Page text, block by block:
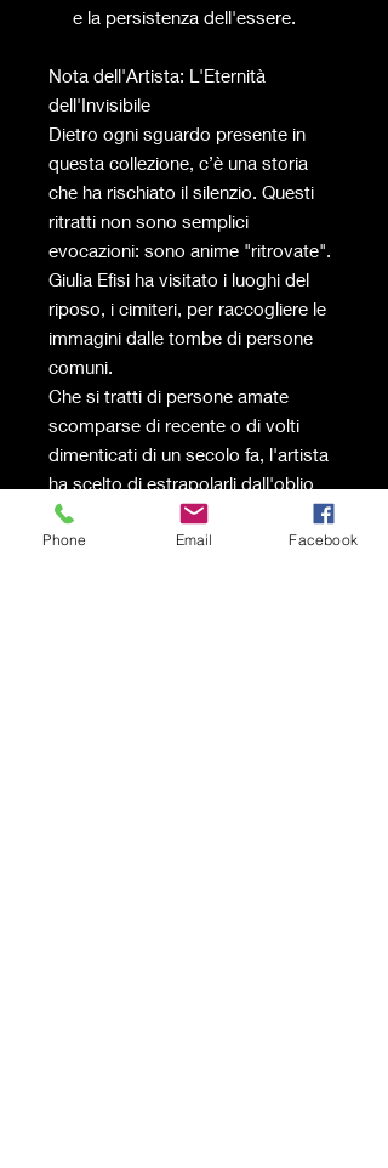
e la persistenza dell'essere.
Nota dell'Artista: L'Eternità
dell'Invisibile
Dietro ogni sguardo presente in
questa collezione, c’è una storia
che ha rischiato il silenzio. Questi
ritratti non sono semplici
evocazioni: sono anime "ritrovate".
Giulia Efisi ha visitato i luoghi del
riposo, i cimiteri, per raccogliere le
immagini dalle tombe di persone
comuni.
Che si tratti di persone amate
scomparse di recente o di volti
dimenticati di un secolo fa, l'artista
ha scelto di estrapolarli dall'oblio
del marmo per riportarli alla luce.
Sono gli "invisibili", coloro che non
Phone Email Facebook